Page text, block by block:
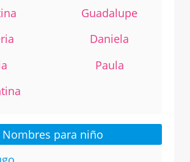
Guadalupe
Daniela
Paula
Nombres para niño